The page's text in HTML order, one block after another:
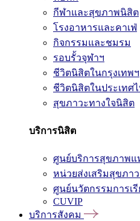
กีฬาและสุขภาพนิสิต
โรงอาหารและคาเฟ่
กิจกรรมและชมรม
รอบรั้วจุฬาฯ
ชีวิตนิสิตในกรุงเทพฯ
ชีวิตนิสิตในประเทศ
สุขภาวะทางใจนิสิต
บริการนิสิต
ศูนย์บริการสุขภาพแ
หน่วยส่งเสริมสุขภา
ศูนย์นวัตกรรมการเรี
CUVIP
บริการสังคม